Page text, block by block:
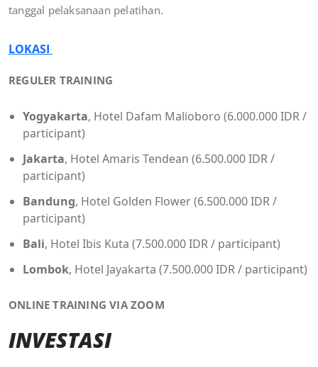
tanggal pelaksanaan pelatihan.
LOKASI
REGULER TRAINING
Yogyakarta, Hotel Dafam Malioboro (6.000.000 IDR /
participant)
Jakarta, Hotel Amaris Tendean (6.500.000 IDR /
participant)
Bandung, Hotel Golden Flower (6.500.000 IDR /
participant)
Bali, Hotel Ibis Kuta (7.500.000 IDR / participant)
Lombok, Hotel Jayakarta (7.500.000 IDR / participant)
ONLINE TRAINING VIA ZOOM
INVESTASI